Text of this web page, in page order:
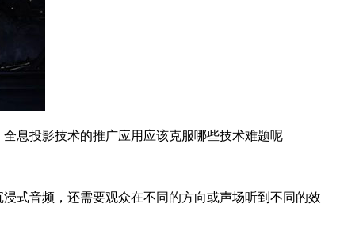
息投影技术的推广应用应该克服哪些技术难题呢
式音频，还需要观众在不同的方向或声场听到不同的效